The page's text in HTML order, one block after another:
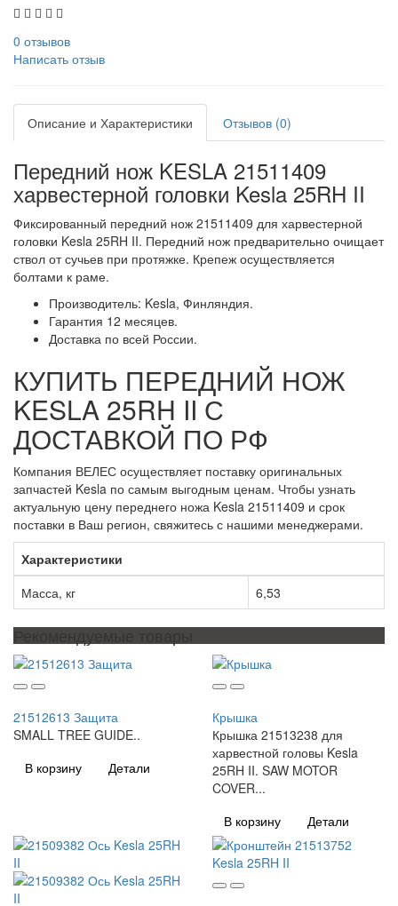
0 отзывов
Написать отзыв
Описание и Характеристики Отзывов (0)
Передний нож KESLA 21511409
харвестерной головки Kesla 25RH II
Фиксированный передний нож 21511409 для харвестерной
головки Kesla 25RH II. Передний нож предварительно очищает
ствол от сучьев при протяжке. Крепеж осуществляется
болтами к раме.
Производитель: Kesla, Финляндия.
Гарантия 12 месяцев.
Доставка по всей России.
КУПИТЬ ПЕРЕДНИЙ НОЖ
KESLA 25RH II С
ДОСТАВКОЙ ПО РФ
Компания ВЕЛЕС осуществляет поставку оригинальных
запчастей Kesla по самым выгодным ценам. Чтобы узнать
актуальную цену переднего ножа Kesla 21511409 и срок
поставки в Ваш регион, свяжитесь с нашими менеджерами.
Характеристики
Масса, кг
6,53
Рекомендуемые товары
21512613 Защита
SMALL TREE GUIDE..
В корзину
Детали
Крышка
Крышка 21513238 для
харвестной головы Kesla
25RH II. SAW MOTOR
COVER...
В корзину
Детали